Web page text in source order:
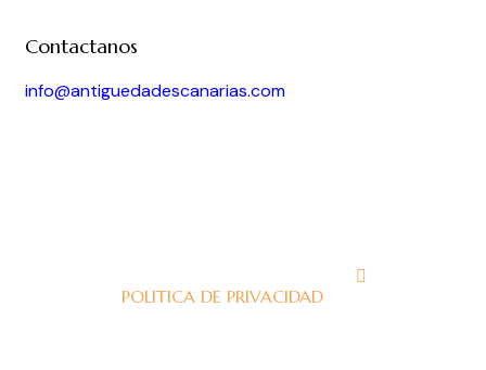
Contactanos
info@antiguedadescanarias.com
POLITICA DE PRIVACIDAD